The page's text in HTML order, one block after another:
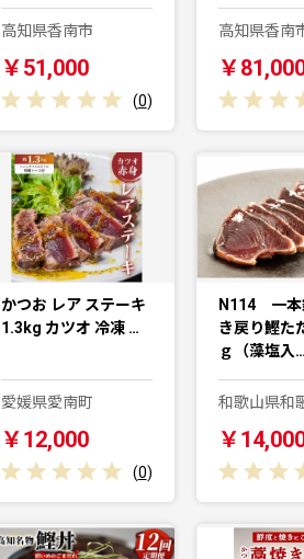
高知県香南市
￥51,000
(0)
高知県香南
￥
かつお レア ステーキ
1.3kg カツオ 冷凍 …
愛媛県愛南町
￥12,000
(0)
N114 一本
き戻り鰹た
ｇ（藻塩入…
和歌山県和
￥